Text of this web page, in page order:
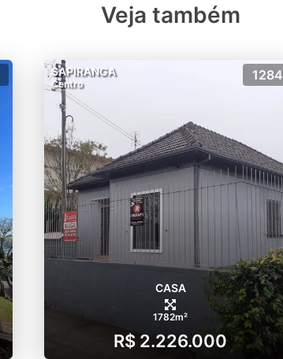
Veja também
SAPIRANGA
Centro
1284
CASA
1782m²
R$ 2.226.000